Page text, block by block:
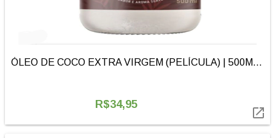
ÓLEO DE COCO EXTRA VIRGEM (PELÍCULA) | 500ML | SANTO ÓLEO
R$34,95
